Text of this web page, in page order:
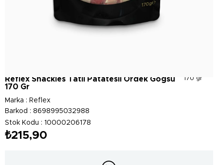
170 gr
Reflex Snackies Tatlı Patatesli Ördek Gögsü
170 Gr
Marka : Reflex
Barkod : 8698995032988
Stok Kodu
10000206178
₺215,90